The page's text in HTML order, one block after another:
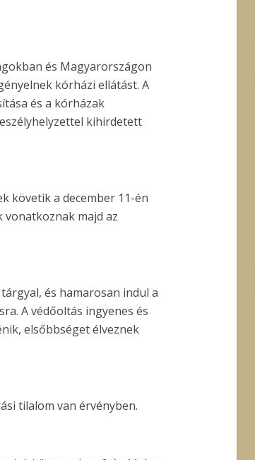
és Magyarországon
kórházi ellátást. A
és a kórházak
kihirdetett
követik a december 11-én
majd az
és hamarosan indul a
A védőoltás ingyenes és
elsőbbséget élveznek
tilalom van érvényben.